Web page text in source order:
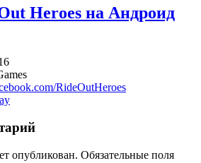
Heroes на Андроид
RideOutHeroes
опубликован. Обязательные поля